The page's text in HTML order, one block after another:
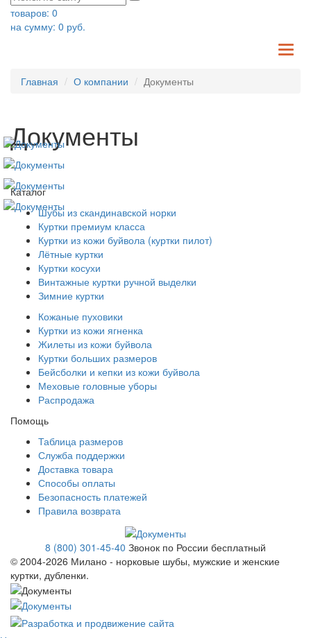
товаров: 0
на сумму: 0 руб.
Главная О компании Документы
Документы
Каталог
Шубы из скандинавской норки
Куртки премиум класса
Куртки из кожи буйвола (куртки пилот)
Лётные куртки
Куртки косухи
Винтажные куртки ручной выделки
Зимние куртки
Кожаные пуховики
Куртки из кожи ягненка
Жилеты из кожи буйвола
Куртки больших размеров
Бейсболки и кепки из кожи буйвола
Меховые головные уборы
Распродажа
Помощь
Таблица размеров
Служба поддержки
Доставка товара
Способы оплаты
Безопасность платежей
Правила возврата
8 (800) 301-45-40 Звонок по России бесплатный
© 2004-2026 Милано - норковые шубы, мужские и женские
куртки, дубленки.